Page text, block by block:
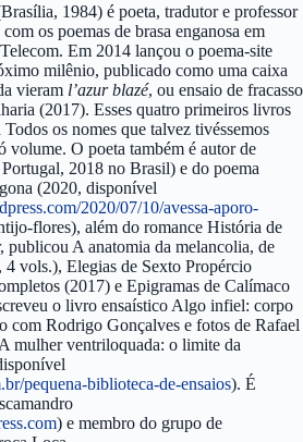
1984) é poeta, tradutor e professor
os poemas de brasa enganosa em
Em 2014 lançou o poema-site
milênio, publicado como uma caixa
vieram l’azur blazé, ou ensaio de fracasso
(2017). Esses quatro primeiros livros
os nomes que talvez tivéssemos
volume. O poeta também é autor de
2018 no Brasil) e do poema
(2020, disponível
2020/07/10/avessa-aporo-
flores), além do romance História de
publicou A anatomia da melancolia, de
vols.), Elegias de Sexto Propércio
(2017) e Epigramas de Calímaco
o livro ensaístico Algo infiel: corpo
com Rodrigo Gonçalves e fotos de Rafael
mulher ventriloquada: o limite da
pequena-biblioteca-de-ensaios). É
) e membro do grupo de